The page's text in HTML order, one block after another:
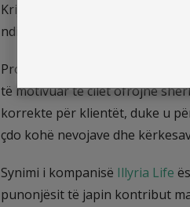
Krijimi i kulturës organizative
ndikon në përformancën e
Projekti “Klienti në Qendër”
të motivuar të cilët ofrojnë
korrekte për klientët, duke u
çdo kohë nevojave dhe
Synimi i kompanisë Illyria Life
punonjësit të japin kontribut